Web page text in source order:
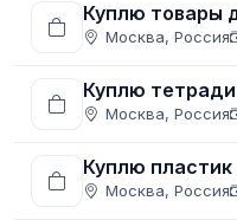
Куплю товары
Москва, Россия
Куплю
Москва, Россия
Куплю
Москва, Россия